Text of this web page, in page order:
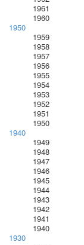
1961
1960
1950
1959
1958
1957
1956
1955
1954
1953
1952
1951
1950
1940
1949
1948
1947
1946
1945
1944
1943
1942
1941
1940
1930